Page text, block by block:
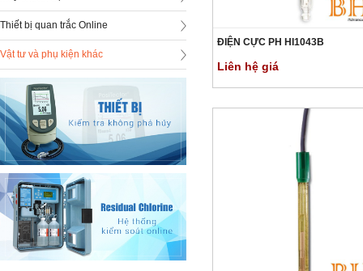
Thiết bị quan trắc Online
Vật tư và phụ kiện khác
ĐIỆN CỰC PH HI1043B
Liên hệ giá